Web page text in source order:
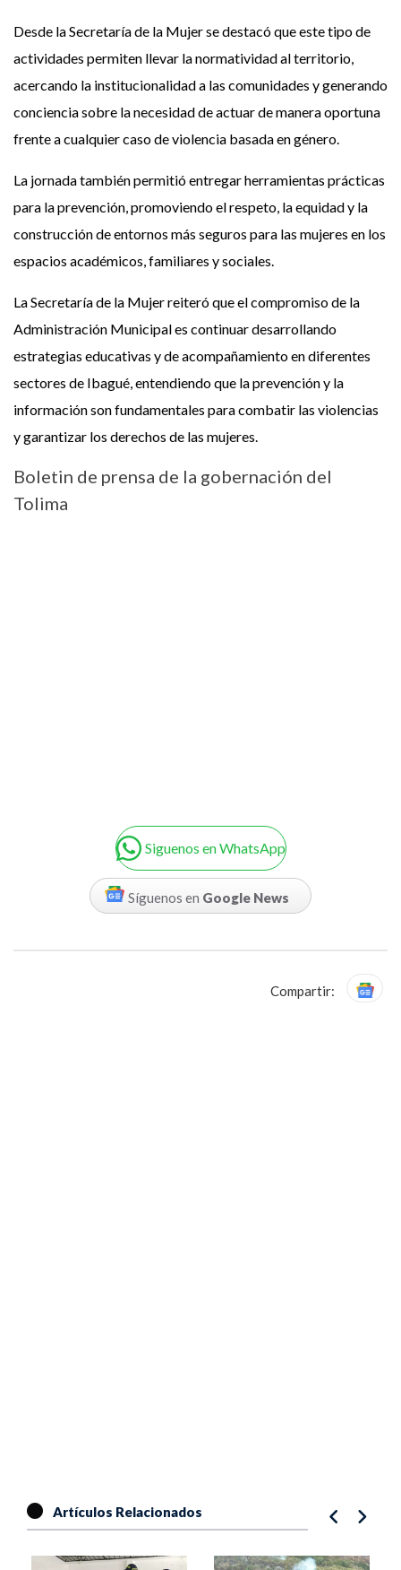
Desde la Secretaría de la Mujer se destacó que este tipo de
actividades permiten llevar la normatividad al territorio,
acercando la institucionalidad a las comunidades y generando
conciencia sobre la necesidad de actuar de manera oportuna
frente a cualquier caso de violencia basada en género.
La jornada también permitió entregar herramientas prácticas
para la prevención, promoviendo el respeto, la equidad y la
construcción de entornos más seguros para las mujeres en los
espacios académicos, familiares y sociales.
La Secretaría de la Mujer reiteró que el compromiso de la
Administración Municipal es continuar desarrollando
estrategias educativas y de acompañamiento en diferentes
sectores de Ibagué, entendiendo que la prevención y la
información son fundamentales para combatir las violencias
y garantizar los derechos de las mujeres.
Boletin de prensa de la gobernación del
Tolima
Siguenos en WhatsApp
Síguenos en Google News
Compartir:
Artículos Relacionados